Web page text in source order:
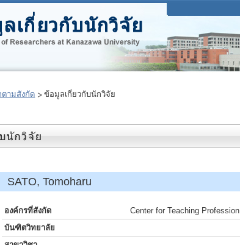
ตามสังกัด ข้อมูลเกี่ยวกับนักวิจัย
Tomoharu
องค์กรที่สังกัด
Center for Teaching Profession
บันฑิตวิทยาลัย